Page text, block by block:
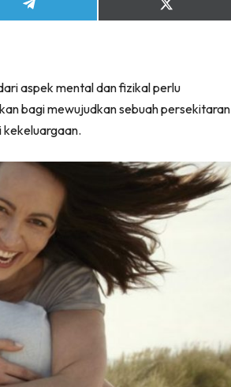
Share
on
Share
on
aspek mental dan fizikal perlu
bagi mewujudkan sebuah persekitaran
kekeluargaan.